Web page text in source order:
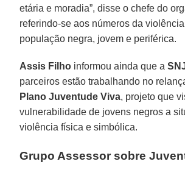
etária e moradia”, disse o chefe do
referindo-se aos números da
população negra, jovem e periférica.
Assis Filho informou ainda que a
parceiros estão trabalhando no
Plano Juventude Viva, projeto que
vulnerabilidade de jovens negros a
violência física e simbólica.
Grupo Assessor sobre